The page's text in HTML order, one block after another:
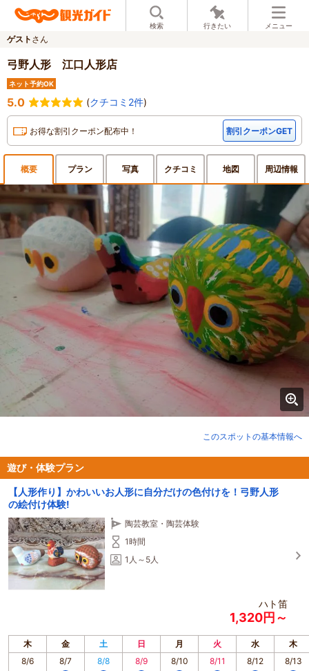
検索 行きたい メニュー
ゲスト さん
弓野人形 江口人形店
ネット予約OK
5.0 (クチコミ2件)
お得な割引クーポン配布中！ 割引クーポンGET
概要 プラン 写真 クチコミ 地図 周辺情報
このスポットの基本情報へ
遊び・体験プラン
【人形作り】かわいいお人形に自分だけの色付けを！弓野人形
の絵付け体験!
陶芸教室・陶芸体験
1時間
1人～5人
ハト笛
1,320円～
木 金 土 日 月 火 水
木
8/6
8/7 8/8 8/9 8/10 8/11 8/12 8/13